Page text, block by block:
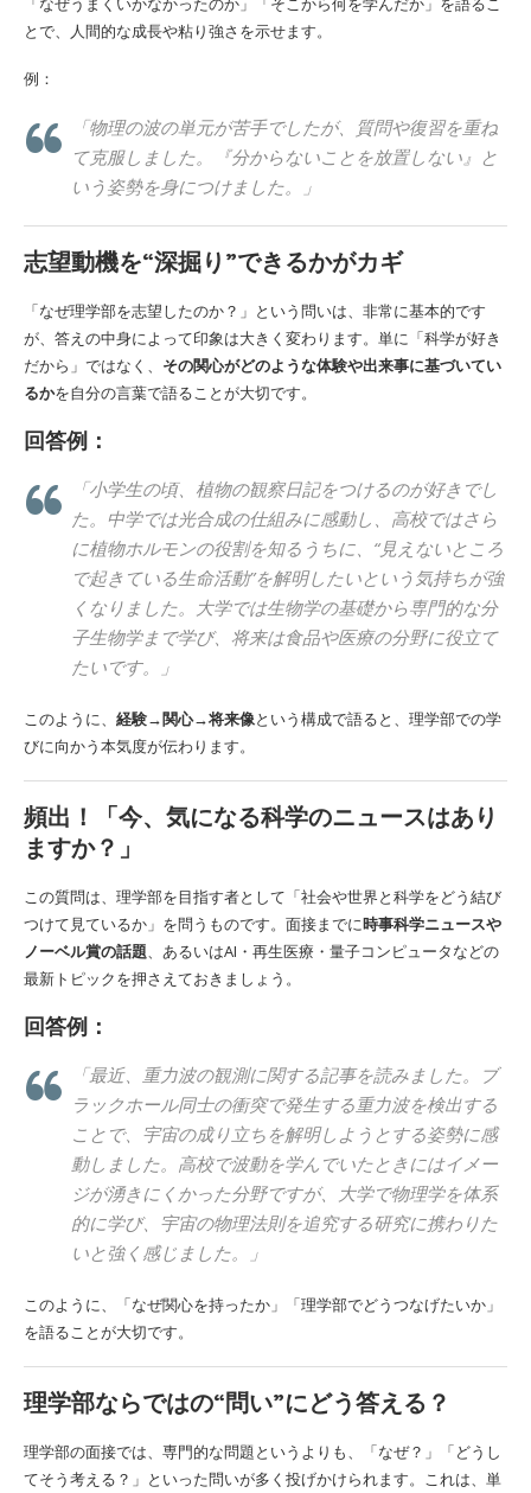
とで、人間的な成長や粘り強さを示せます。
例：
「物理の波の単元が苦手でしたが、質問や復習を重ね
て克服しました。『分からないことを放置しない』と
いう姿勢を身につけました。」
志望動機を“深掘り”できるかがカギ
「なぜ理学部を志望したのか？」という問いは、非常に基本的です
が、答えの中身によって印象は大きく変わります。単に「科学が好き
だから」ではなく、 その関心がどのような体験や出来事に基づいてい
るかを自分の言葉で語ることが大切です。
回答例：
「小学生の頃、植物の観察日記をつけるのが好きでし
た。中学では光合成の仕組みに感動し、高校ではさら
に植物ホルモンの役割を知るうちに、“見えないところ
で起きている生命活動”を解明したいという気持ちが強
くなりました。大学では生物学の基礎から専門的な分
子生物学まで学び、将来は食品や医療の分野に役立て
たいです。」
このように、 経験→関心→将来像という構成で語ると、理学部での学
びに向かう本気度が伝わります。
頻出！「今、気になる科学のニュースはあり
ますか？」
この質問は、理学部を目指す者として「社会や世界と科学をどう結び
つけて見ているか」を問うものです。面接までに時事科学ニュースや
ノーベル賞の話題、あるいはAI・再生医療・量子コンピュータなどの
最新トピックを押さえておきましょう。
回答例：
「最近、重力波の観測に関する記事を読みました。ブ
ラックホール同士の衝突で発生する重力波を検出する
ことで、宇宙の成り立ちを解明しようとする姿勢に感
動しました。高校で波動を学んでいたときにはイメー
ジが湧きにくかった分野ですが、大学で物理学を体系
的に学び、宇宙の物理法則を追究する研究に携わりた
いと強く感じました。」
このように、「なぜ関心を持ったか」「理学部でどうつなげたいか」
を語ることが大切です。
理学部ならではの“問い”にどう答える？
理学部の面接では、専門的な問題というよりも、「なぜ？」「どうし
てそう考える？」といった問いが多く投げかけられます。これは、単